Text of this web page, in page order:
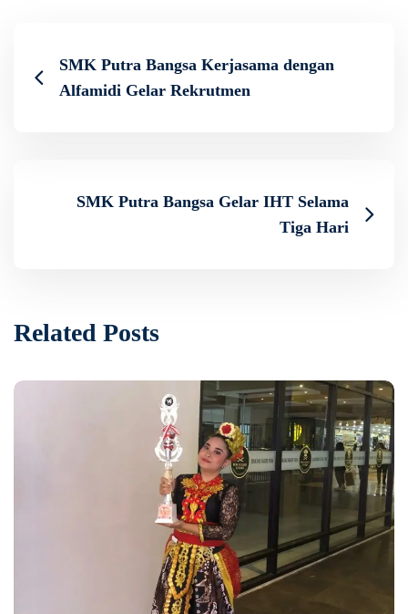
SMK Putra Bangsa Kerjasama dengan
Alfamidi Gelar Rekrutmen
SMK Putra Bangsa Gelar IHT Selama
Tiga Hari
Related Posts